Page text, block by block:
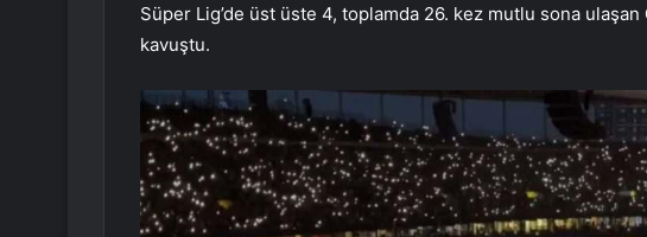
Süper Lig’de üst üste 4, toplamda 26. kez mutlu sona ulaşan
kavuştu.